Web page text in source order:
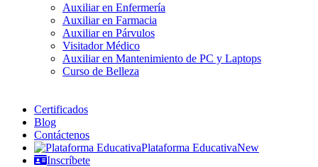
Auxiliar en Enfermería
Auxiliar en Farmacia
Auxiliar en Párvulos
Visitador Médico
Auxiliar en Mantenimiento de PC y Laptops
Curso de Belleza
Certificados
Blog
Contáctenos
Plataforma EducativaNew
Inscríbete